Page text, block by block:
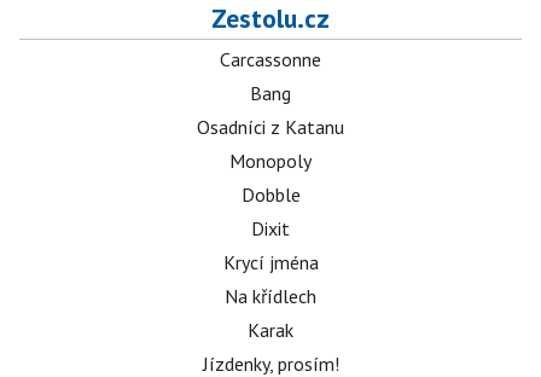
Zestolu.cz
Carcassonne
Bang
Osadníci z Katanu
Monopoly
Dobble
Dixit
Krycí jména
Na křídlech
Karak
Jízdenky, prosím!